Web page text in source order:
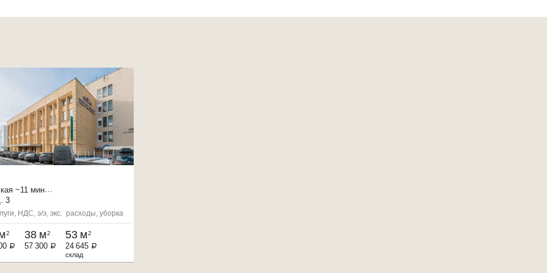
~11 мин
мин
пл.~14 мин
3
НДС, э/э, экс. расходы, уборка
2
a
38 м2
57 300 a
53 м2
24 645 a
склад